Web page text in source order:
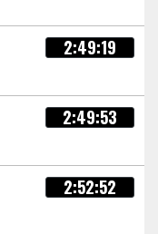
2:49:19
2:49:53
2:52:52